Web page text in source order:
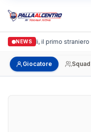
NEWS
Casalguidi, il primo straniero
Giocatore